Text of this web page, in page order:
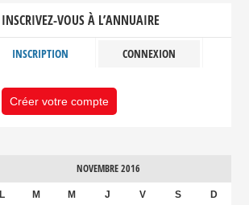
INSCRIVEZ-VOUS À L’ANNUAIRE
INSCRIPTION CONNEXION
Créer votre compte
NOVEMBRE 2016
L M M J V S D